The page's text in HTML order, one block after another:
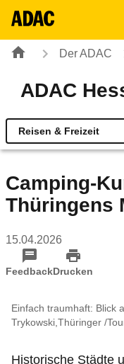
Der ADAC
ADAC
Reisen & Freizeit
ADAC vor Ort
Reisen & Freizeit
Produkte &
Camping-
Thüringens
15.04.2026
FeedbackDrucken
Einfach traumhaft: Blick
Trykowski,Thüringer /
Historische Städte